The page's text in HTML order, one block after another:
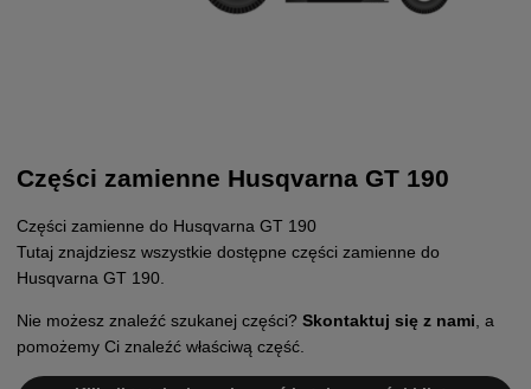
Części zamienne Husqvarna GT 190
Części zamienne do Husqvarna GT 190
Tutaj znajdziesz wszystkie dostępne części zamienne do
Husqvarna GT 190.
Nie możesz znaleźć szukanej części? Skontaktuj się z nami , a
pomożemy Ci znaleźć właściwą część.